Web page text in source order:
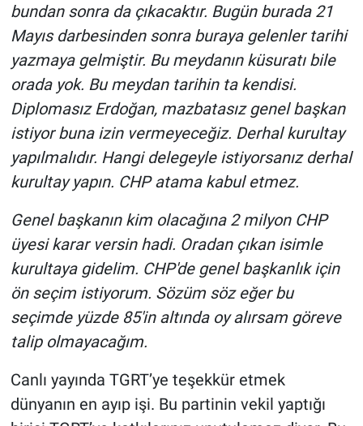
bundan sonra da çıkacaktır. Bugün burada 21
Mayıs darbesinden sonra buraya gelenler tarihi
yazmaya gelmiştir. Bu meydanın küsuratı bile
orada yok. Bu meydan tarihin ta kendisi.
Diplomasız Erdoğan, mazbatasız genel başkan
istiyor buna izin vermeyeceğiz. Derhal kurultay
yapılmalıdır. Hangi delegeyle istiyorsanız derhal
kurultay yapın. CHP atama kabul etmez.
Genel başkanın kim olacağına 2 milyon CHP
üyesi karar versin hadi. Oradan çıkan isimle
kurultaya gidelim. CHP'de genel başkanlık için
ön seçim istiyorum. Sözüm söz eğer bu
seçimde yüzde 85'in altında oy alırsam göreve
talip olmayacağım.
Canlı yayında TGRT’ye teşekkür etmek
dünyanın en ayıp işi. Bu partinin vekil yaptığı